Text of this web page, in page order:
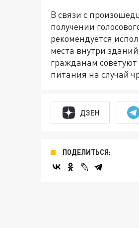
В связи с
получении
рекомендуется
места внутри
гражданам
питания на случай
ДЗЕН
ПОДЕЛИТЬСЯ: